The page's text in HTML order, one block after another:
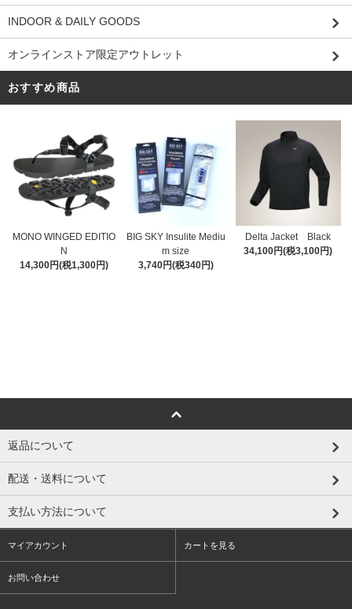
INDOOR & DAILY GOODS
オンラインストア限定アウトレット
おすすめ商品
MONO WINGED EDITIO
N
14,300円(税1,300円)
BIG SKY Insulite Mediu
m size
3,740円(税340円)
Delta Jacket Black
34,100円(税3,100円)
返品について
配送・送料について
支払い方法について
マイアカウント カートを見る
お問い合わせ